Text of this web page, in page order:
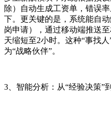
除）自动生成工资单，错误
下。更关键的是，系统能自
岗申请），通过移动端推送
天缩短至2小时。这种“事找
为“战略伙伴”。
3、智能分析：从“经验决策”